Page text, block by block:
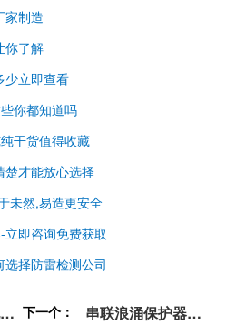
家制造
你了解
少立即查看
你都知道吗
干货值得收藏
楚才能放心选择
未然,易造更安全
-立即咨询免费获取
选择防雷检测公司
下一个：
串联浪涌保护器的